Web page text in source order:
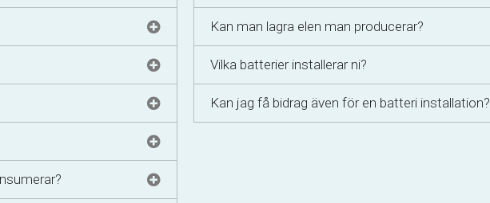
Kan man lagra elen man producerar?
Vilka batterier installerar ni?
Kan jag få bidrag även för en batteri installation?